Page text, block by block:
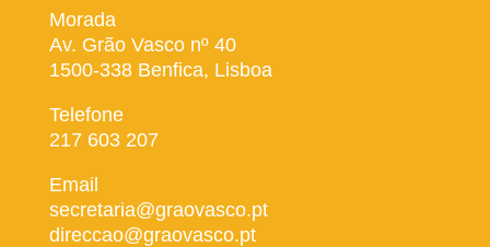
Morada
Av. Grão Vasco nº 40
1500-338 Benfica, Lisboa
Telefone
217 603 207
Email
secretaria@graovasco.pt
direccao@graovasco.pt